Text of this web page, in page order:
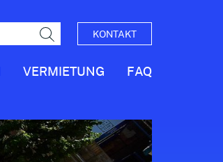
KONTAKT
VERMIETUNG FAQ